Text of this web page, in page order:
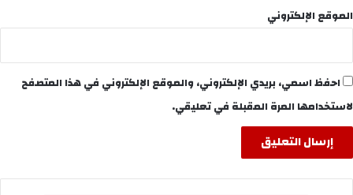
الموقع الإلكتروني
احفظ اسمي، بريدي الإلكتروني، والموقع الإلكتروني في هذا المتصفح
لاستخدامها المرة المقبلة في تعليقي.